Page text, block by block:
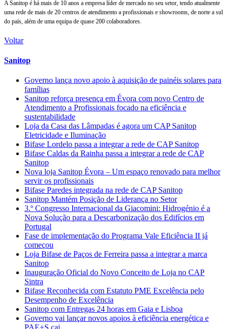
A Sanitop é há mais de 10 anos a empresa líder de mercado no seu setor, tendo atualmente
uma rede de mais de 20 centros de atendimento a profissionais e showrooms, de norte a sul
do país, além de uma equipa de quase 200 colaboradores.
Voltar
Sanitop
Governo lança novo apoio à aquisição de painéis solares para
famílias
Sanitop reforça presença em Évora com novo Centro de
Atendimento a Profissionais focado na eficiência e
sustentabilidade
Loja da Casa das Lâmpadas é agora um CAP Sanitop
Eletricidade e Iluminação
Bifase Lordelo passa a integrar a rede de CAP Sanitop
Bifase Caldas da Rainha passa a integrar a rede de CAP
Sanitop
Nova loja Sanitop Évora – Um espaço renovado para melhor
servir os profissionais
Bifase Paredes integrada na rede de CAP Sanitop
Sanitop Mantém Posição de Liderança no Setor
3.º Congresso Internacional da Giacomini: Hidrogénio é a
Nova Solução para a Descarbonização dos Edifícios em
Portugal
Fase de implementação do Programa Vale Eficiência II já
começou
Loja Bifase de Paços de Ferreira passa a integrar a marca
Sanitop
Inauguração Oficial do Novo Conceito de Loja no CAP
Sintra
Bifase Reconhecida com Estatuto PME Excelência pelo
Desempenho de Excelência
Sanitop com Entregas 24 horas em Gaia e Lisboa
Governo vai lançar novos apoios à eficiência energética e